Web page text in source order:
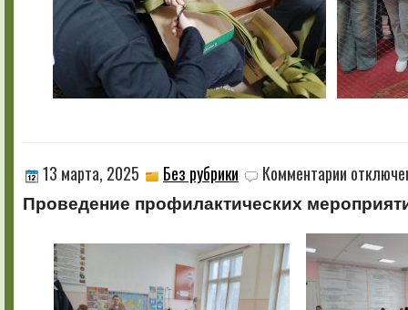
13 марта, 2025 Без рубрики Комментарии записи
Проведение профилактических